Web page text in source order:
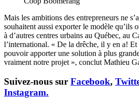
Mais les ambitions des entrepreneurs ne
souhaitent aussi exporter le modèle qu’ils
à d’autres centres urbains au Québec, au
l’international. « De la drêche, il y en a! Et
pouvoir apporter une solution à plus
vraiment notre projet », conclut Mathieu
Suivez-nous sur Facebook,
Instagram.